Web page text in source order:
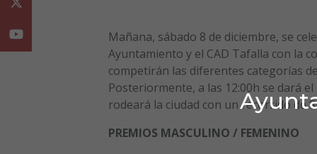
Mañana, sábado 8 de diciembre, se
Ayuntamiento y el CAD Tafalla con la
competirán las diferentes categorías
Posteriormente, a las 12:00h se dará
rodeará la ciudad con un recorrido de
PREMIOS MASCULINO / FEMENINO
Youtube